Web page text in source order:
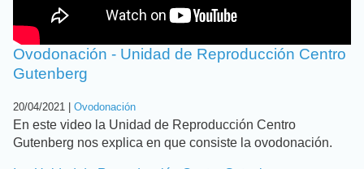
Ovodonación - Unidad de Reproducción Centro
Gutenberg
20/04/2021 | Ovodonación
En este video la Unidad de Reproducción Centro
Gutenberg nos explica en que consiste la ovodonación.